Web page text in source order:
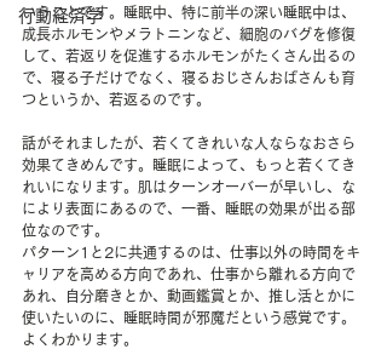
行動経済学
いうことです。睡眠中、特に前半の深い睡眠中は、
成長ホルモンやメラトニンなど、細胞のバグを修復
して、若返りを促進するホルモンがたくさん出るの
で、寝る子だけでなく、寝るおじさんおばさんも育
つというか、若返るのです。
話がそれましたが、若くてきれいな人ならなおさら
効果てきめんです。睡眠によって、もっと若くてき
れいになります。肌はターンオーバーが早いし、な
により表面にあるので、一番、睡眠の効果が出る部
位なのです。
パターン1と2に共通するのは、仕事以外の時間をキ
ャリアを高める方向であれ、仕事から離れる方向で
あれ、自分磨きとか、動画鑑賞とか、推し活とかに
使いたいのに、睡眠時間が邪魔だという感覚です。
よくわかります。